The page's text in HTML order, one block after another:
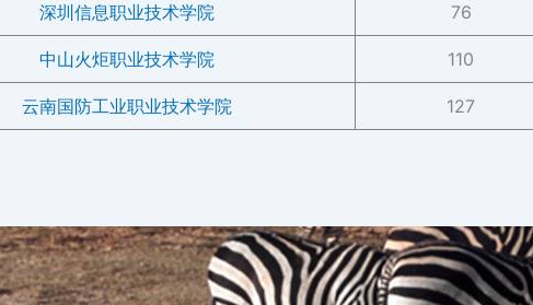
深圳信息职业技术学院 76
中山火炬职业技术学院 110
云南国防工业职业技术学院 127